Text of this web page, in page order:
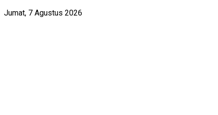
Jumat, 7 Agustus 2026